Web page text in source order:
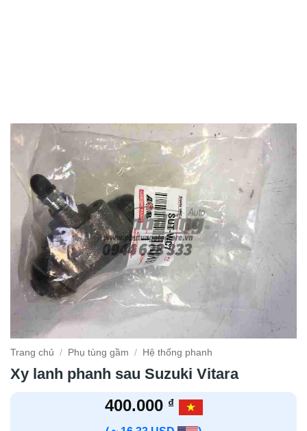
Trang chủ / Phụ tùng gầm / Hệ thống phanh
Xy lanh phanh sau Suzuki Vitara
400.000 ₫